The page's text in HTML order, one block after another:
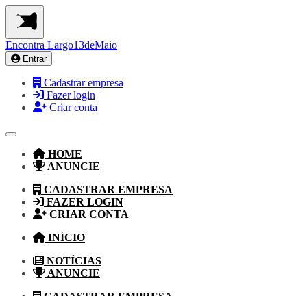
Encontra Largo13deMaio
Entrar
Cadastrar empresa
Fazer login
Criar conta
HOME
ANUNCIE
CADASTRAR EMPRESA
FAZER LOGIN
CRIAR CONTA
INÍCIO
NOTÍCIAS
ANUNCIE